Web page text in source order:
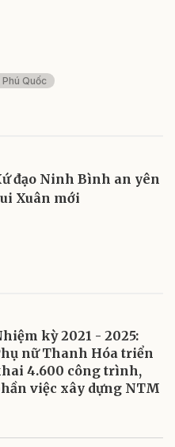
Quốc
đạo Ninh Bình an yên
Xuân mới
kỳ 2021 - 2025:
nữ Thanh Hóa triển
4.600 công trình,
việc xây dựng NTM